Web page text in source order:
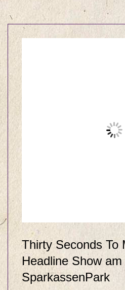
Thirty Seconds To
Headline Show
SparkassenPark